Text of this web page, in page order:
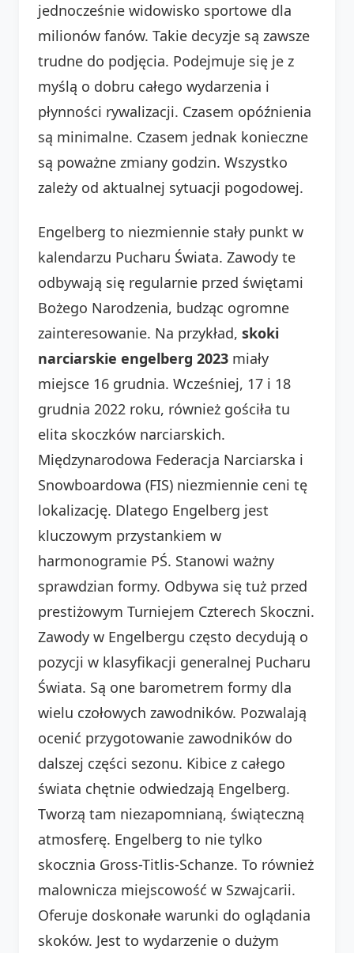
jednocześnie widowisko sportowe dla
milionów fanów. Takie decyzje są zawsze
trudne do podjęcia. Podejmuje się je z
myślą o dobru całego wydarzenia i
płynności rywalizacji. Czasem opóźnienia
są minimalne. Czasem jednak konieczne
są poważne zmiany godzin. Wszystko
zależy od aktualnej sytuacji pogodowej.
Engelberg to niezmiennie stały punkt w
kalendarzu Pucharu Świata. Zawody te
odbywają się regularnie przed świętami
Bożego Narodzenia, budząc ogromne
zainteresowanie. Na przykład, skoki
narciarskie engelberg 2023 miały
miejsce 16 grudnia. Wcześniej, 17 i 18
grudnia 2022 roku, również gościła tu
elita skoczków narciarskich.
Międzynarodowa Federacja Narciarska i
Snowboardowa (FIS) niezmiennie ceni tę
lokalizację. Dlatego Engelberg jest
kluczowym przystankiem w
harmonogramie PŚ. Stanowi ważny
sprawdzian formy. Odbywa się tuż przed
prestiżowym Turniejem Czterech Skoczni.
Zawody w Engelbergu często decydują o
pozycji w klasyfikacji generalnej Pucharu
Świata. Są one barometrem formy dla
wielu czołowych zawodników. Pozwalają
ocenić przygotowanie zawodników do
dalszej części sezonu. Kibice z całego
świata chętnie odwiedzają Engelberg.
Tworzą tam niezapomnianą, świąteczną
atmosferę. Engelberg to nie tylko
skocznia Gross-Titlis-Schanze. To również
malownicza miejscowość w Szwajcarii.
Oferuje doskonałe warunki do oglądania
skoków. Jest to wydarzenie o dużym